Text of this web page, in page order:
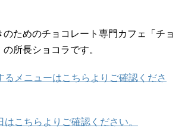
ためのチョコレート専門カフェ「チョ
所長ショコラです。
るメニューはこちらよりご確認くださ
こちらよりご確認ください。